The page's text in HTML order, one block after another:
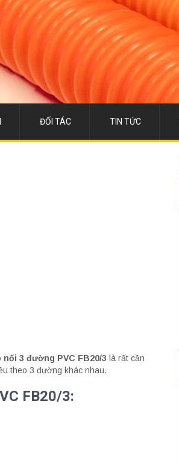
ĐỐI TÁC TIN TỨC
nối 3 đường PVC FB20/3 là rất cần
theo 3 đường khác nhau.
FB20/3: